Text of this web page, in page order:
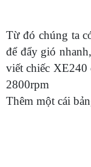
Từ đó chúng ta
để đẩy gió
viết chiếc XE240
2800rpm
Thêm một cái